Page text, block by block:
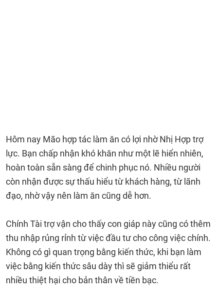
Hôm nay Mão hợp tác làm ăn có lợi nhờ Nhị Hợp trợ
lực. Bạn chấp nhận khó khăn như một lẽ hiển nhiên,
hoàn toàn sẵn sàng để chinh phục nó. Nhiều người
còn nhận được sự thấu hiểu từ khách hàng, từ lãnh
đạo, nhờ vậy nên làm ăn cũng dễ hơn.
Chính Tài trợ vận cho thấy con giáp này cũng có thêm
thu nhập rủng rỉnh từ việc đầu tư cho công việc chính.
Không có gì quan trọng bằng kiến thức, khi bạn làm
việc bằng kiến thức sâu dày thì sẽ giảm thiểu rất
nhiều thiệt hại cho bản thân về tiền bạc.